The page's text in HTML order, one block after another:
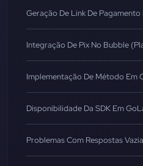
Geração De Link De Pagamento
Integração De Pix No Bubble
Implementação De Método Em
Disponibilidade Da SDK Em
Problemas Com Respostas